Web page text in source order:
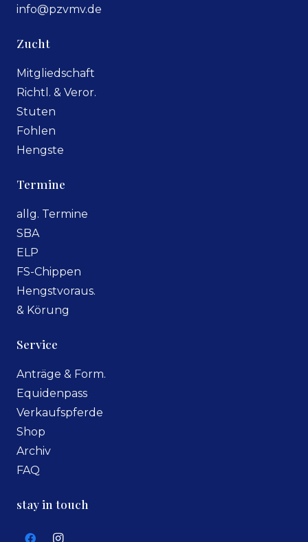
info@pzvmv.de
Zucht
Mitgliedschaft
Richtl. & Veror.
Stuten
Fohlen
Hengste
Termine
allg. Termine
SBA
ELP
FS-Chippen
Hengstvoraus.
& Körung
Service
Anträge & Form.
Equidenpass
Verkaufspferde
Shop
Archiv
FAQ
stay in touch